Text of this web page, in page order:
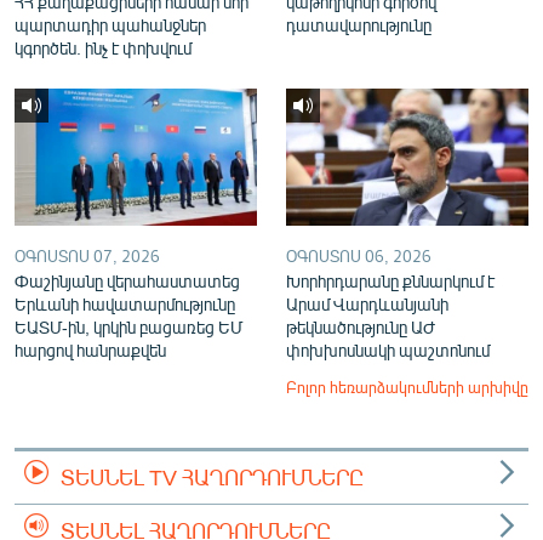
պարտադիր պահանջներ
կգործեն. ինչ է փոխվում
դատավարությունը
ՕԳՈՍՏՈՍ 07, 2026
Փաշինյանը վերահաստատեց
Երևանի հավատարմությունը
ԵԱՏՄ-ին, կրկին բացառեց ԵՄ
հարցով հանրաքվեն
ՕԳՈՍՏՈՍ 06, 2026
Խորհրդարանը քննարկում է
Արամ Վարդևանյանի
թեկնածությունը ԱԺ
փոխխոսնակի պաշտոնում
Բոլոր հեռարձակումների արխիվը
ՏԵՍՆԵԼ TV ՀԱՂՈՐԴՈՒՄՆԵՐԸ
ՏԵՍՆԵԼ ՀԱՂՈՐԴՈՒՄՆԵՐԸ